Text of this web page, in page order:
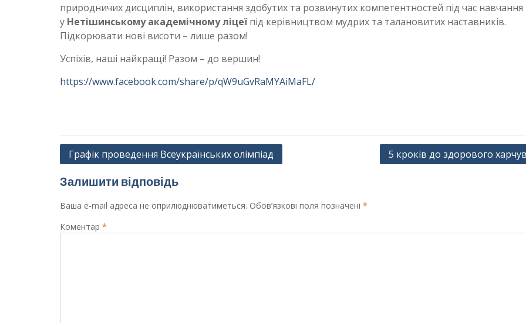
природничих дисциплін, використання здобутих та розвинутих компетентностей під час навчання
у Нетішинському академічному ліцеїпід керівництвом мудрих та талановитих наставників.
Підкорювати нові висоти – лише разом!
Успіхів, наші найкращі! Разом – до вершин!
https://www.facebook.com/share/p/qW9uGvRaMYAiMaFL/
Навігація
Графік проведення Всеукраїнських олімпіад 5 кроків до здорового
Залишити відповідь
Ваша e-mail адреса не оприлюднюватиметься. Обов’язкові поля позначені *
Коментар *